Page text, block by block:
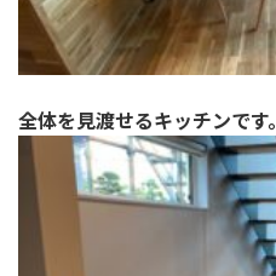
全体を見渡せるキッチンです。